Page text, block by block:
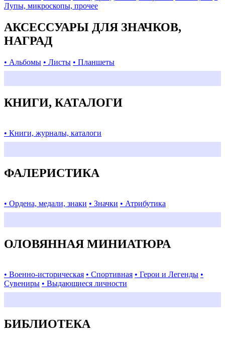
Лупы, микроскопы, прочее
АКСЕССУАРЫ ДЛЯ ЗНАЧКОВ,
НАГРАД
• Альбомы • Листы • Планшеты
КНИГИ, КАТАЛОГИ
• Книги, журналы, каталоги
ФАЛЕРИСТИКА
• Ордена, медали, знаки • Значки • Атрибутика
ОЛОВЯННАЯ МИНИАТЮРА
• Военно-историческая • Спортивная • Герои и Легенды •
Сувениры • Выдающиеся личности
БИБЛИОТЕКА